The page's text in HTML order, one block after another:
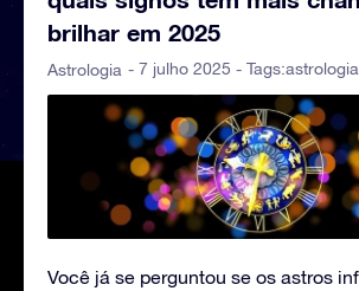
brilhar em 2025
Astrologia - 7 julho 2025 - Tags:astrologia
Você já se perguntou se os astros